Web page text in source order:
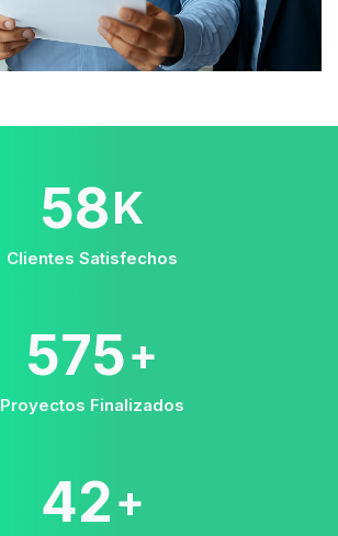
58K
Clientes Satisfechos
575+
Proyectos Finalizados
42+